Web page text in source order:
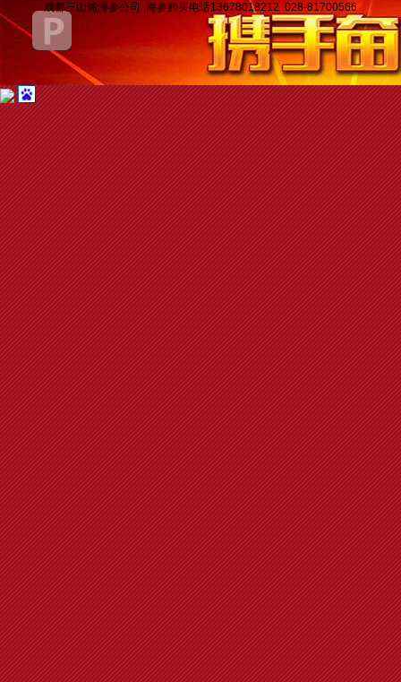
成都三山浦海参公司 海参购买电话13678018212 028-81700566